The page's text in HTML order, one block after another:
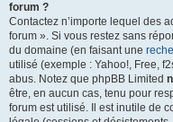
forum ?
Contactez n’importe lequel des
forum ». Si vous restez sans
du domaine (en faisant une
utilisé (exemple : Yahoo!, Free,
abus. Notez que phpBB Limited
être, en aucun cas, tenu pour
forum est utilisé. Il est inutile de